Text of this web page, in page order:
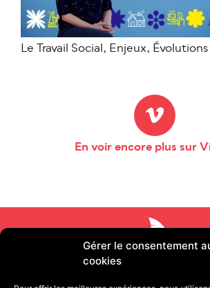
Gérer le consentement
cookies
Le Travail Social, Enjeux,
En voir encore plus sur